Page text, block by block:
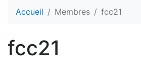
Accueil Membres fcc21
fcc21